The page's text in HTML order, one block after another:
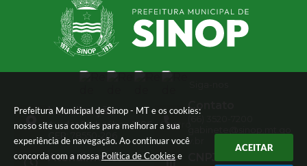
Prefeitura Municipal de Sinop - MT e os cookies:
nosso site usa cookies para melhorar a sua
experiência de navegação. Ao continuar você
concorda com a nossa Política de Cookies e
ACEITAR
Localização
Av. das Embaúbas, 1386 - Centro
CEP: 78550-206
Contato
v.br
Atendimento CNPJ